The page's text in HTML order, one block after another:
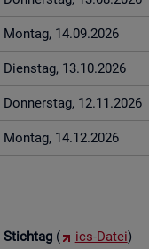
Mon­tag, 14.09.2026
Diens­tag, 13.10.2026
Don­ners­tag, 12.11.2026
Mon­tag, 14.12.2026
Stich­tag ( ics-Datei)